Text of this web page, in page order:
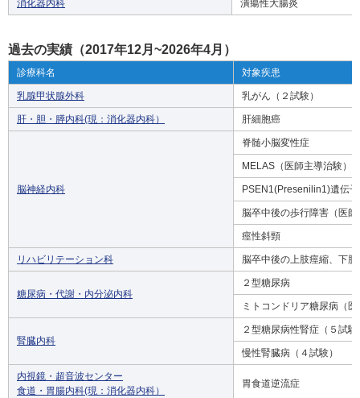
消化器内科 潰瘍性大腸炎
過去の実績（2017年12月~2026年4月）
診療科名 対象疾患
乳腺甲状腺外科 乳がん（２試験）
肝・胆・膵内科(現：消化器内科） 肝細胞癌
脳神経内科
脊髄小脳変性症
MELAS（医師主導治験）
PSEN1(Presenilin1)遺伝
脳卒中後の歩行障害（医
痙性斜頸
リハビリテーション科 脳卒中後の上肢痙縮、下肢
糖尿病・代謝・内分泌内科
２型糖尿病
ミトコンドリア糖尿病（
腎臓内科
２型糖尿病性腎症（５試験
慢性腎臓病（４試験）
内視鏡・超音波センター
食道・胃腸内科(現：消化器内科）
胃食道逆流症